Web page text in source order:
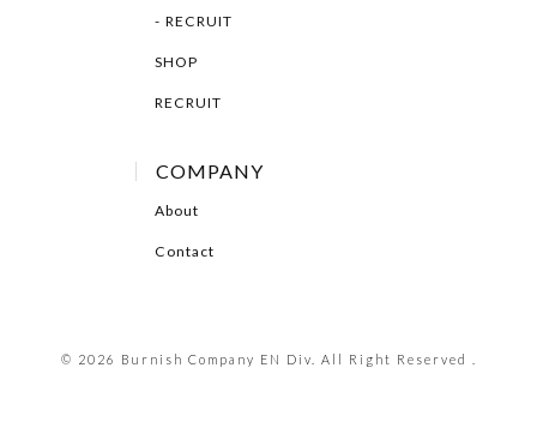
RECRUIT
SHOP
RECRUIT
COMPANY
About
Contact
© 2026 Burnish Company EN Div. All Right Reserved .